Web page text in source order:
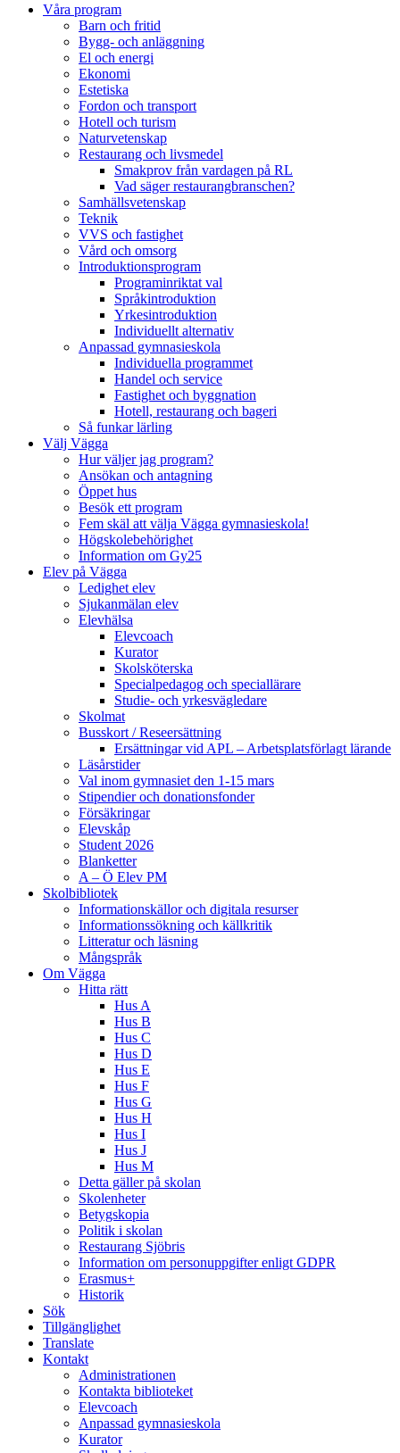
Våra program
Barn och fritid
Bygg- och anläggning
El och energi
Ekonomi
Estetiska
Fordon och transport
Hotell och turism
Naturvetenskap
Restaurang och livsmedel
Smakprov från vardagen på RL
Vad säger restaurangbranschen?
Samhällsvetenskap
Teknik
VVS och fastighet
Vård och omsorg
Introduktionsprogram
Programinriktat val
Språkintroduktion
Yrkesintroduktion
Individuellt alternativ
Anpassad gymnasieskola
Individuella programmet
Handel och service
Fastighet och byggnation
Hotell, restaurang och bageri
Så funkar lärling
Välj Vägga
Hur väljer jag program?
Ansökan och antagning
Öppet hus
Besök ett program
Fem skäl att välja Vägga gymnasieskola!
Högskolebehörighet
Information om Gy25
Elev på Vägga
Ledighet elev
Sjukanmälan elev
Elevhälsa
Elevcoach
Kurator
Skolsköterska
Specialpedagog och speciallärare
Studie- och yrkesvägledare
Skolmat
Busskort / Reseersättning
Ersättningar vid APL – Arbetsplatsförlagt lärande
Läsårstider
Val inom gymnasiet den 1-15 mars
Stipendier och donationsfonder
Försäkringar
Elevskåp
Student 2026
Blanketter
A – Ö Elev PM
Skolbibliotek
Informationskällor och digitala resurser
Informationssökning och källkritik
Litteratur och läsning
Mångspråk
Om Vägga
Hitta rätt
Hus A
Hus B
Hus C
Hus D
Hus E
Hus F
Hus G
Hus H
Hus I
Hus J
Hus M
Detta gäller på skolan
Skolenheter
Betygskopia
Politik i skolan
Restaurang Sjöbris
Information om personuppgifter enligt GDPR
Erasmus+
Historik
Sök
Tillgänglighet
Translate
Kontakt
Administrationen
Kontakta biblioteket
Elevcoach
Anpassad gymnasieskola
Kurator